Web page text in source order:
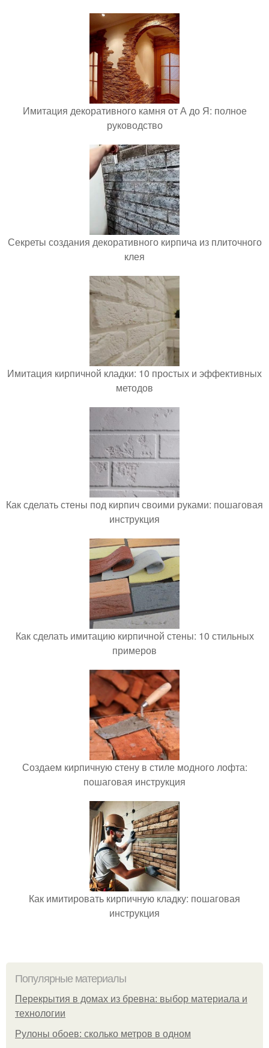
Имитация декоративного камня от А до Я: полное
руководство
Секреты создания декоративного кирпича из плиточного
клея
Имитация кирпичной кладки: 10 простых и эффективных
методов
Как сделать стены под кирпич своими руками: пошаговая
инструкция
Как сделать имитацию кирпичной стены: 10 стильных
примеров
Создаем кирпичную стену в стиле модного лофта:
пошаговая инструкция
Как имитировать кирпичную кладку: пошаговая
инструкция
Популярные материалы
Перекрытия в домах из бревна: выбор материала и
технологии
Рулоны обоев: сколько метров в одном